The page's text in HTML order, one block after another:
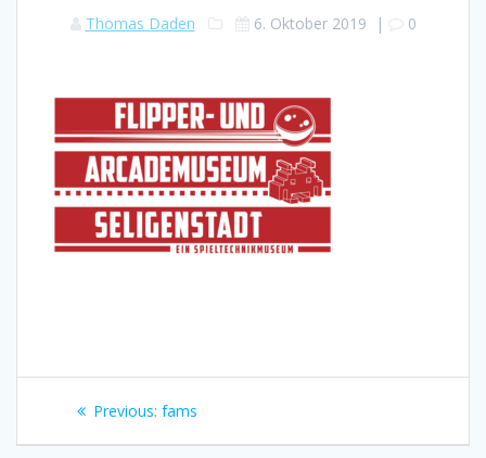
Thomas Daden 6. Oktober 2019 | 0
Beitragsnavigation
Previous: Previous
fams